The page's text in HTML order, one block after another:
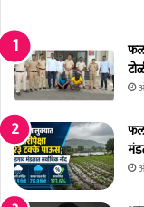
ह
जा
रां
हू
न
अ
धि
क
रु
ग्णां
म
चें
ज
र
–
उ
प
रा
ष्ट्र
प